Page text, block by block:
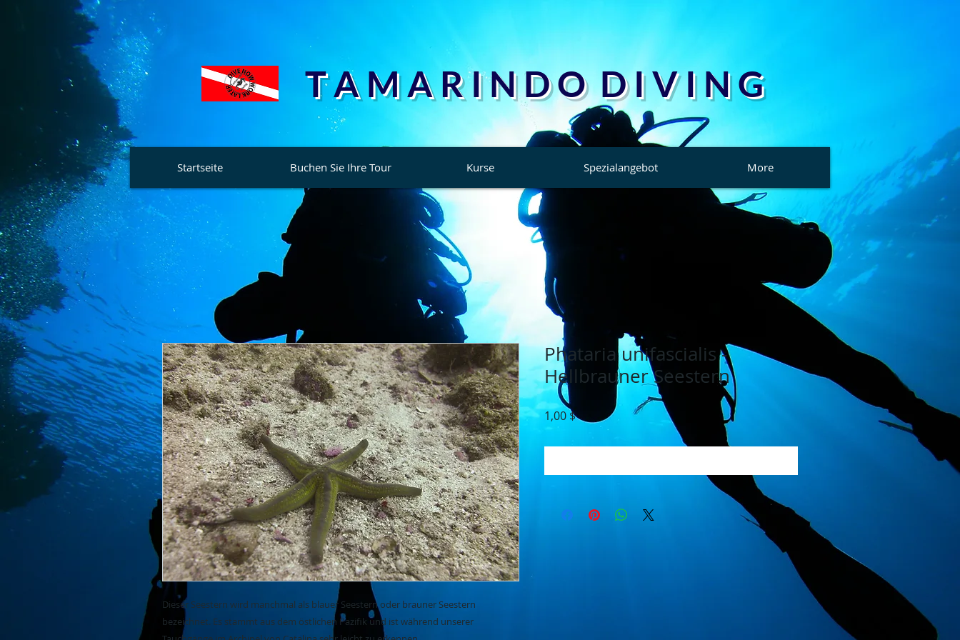
T A M A R I N D O D I V I N G
Startseite Buchen Sie Ihre Tour Kurse Spezialangebot More
Dieser Seestern wird manchmal als blauer Seestern oder brauner Seestern
bezeichnet. Es stammt aus dem östlichen Pazifik und ist während unserer
Phataria unifascialis -
Hellbrauner Seestern
1,00 $Preis